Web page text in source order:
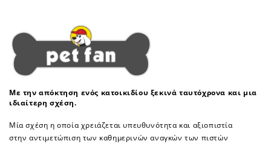
Με την απόκτηση ενός κατοικιδίου ξεκινά ταυτόχρονα και μια
ιδιαίτερη σχέση.
Μία σχέση η οποία χρειάζεται υπευθυνότητα και αξιοπιστία
στην αντιμετώπιση των καθημερινών αναγκών των πιστών